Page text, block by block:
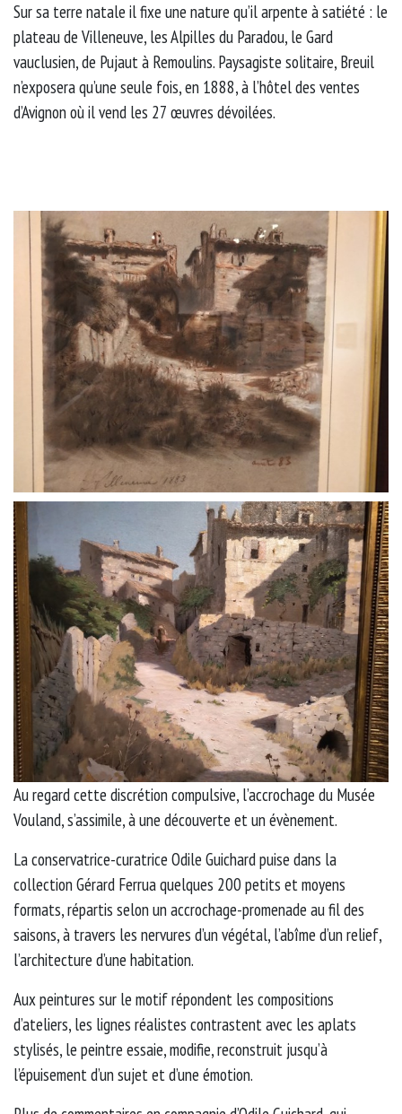
Sur sa terre natale il fixe une nature qu’il arpente à satiété : le
plateau de Villeneuve, les Alpilles du Paradou, le Gard
vauclusien, de Pujaut à Remoulins. Paysagiste solitaire, Breuil
n’exposera qu’une seule fois, en 1888, à l’hôtel des ventes
d’Avignon où il vend les 27 œuvres dévoilées.
Au regard cette discrétion compulsive, l’accrochage du Musée
Vouland, s’assimile, à une découverte et un évènement.
La conservatrice-curatrice Odile Guichard puise dans la
collection Gérard Ferrua quelques 200 petits et moyens
formats, répartis selon un accrochage-promenade au fil des
saisons, à travers les nervures d’un végétal, l’abîme d’un relief,
l’architecture d’une habitation.
Aux peintures sur le motif répondent les compositions
d’ateliers, les lignes réalistes contrastent avec les aplats
stylisés, le peintre essaie, modifie, reconstruit jusqu’à
l’épuisement d’un sujet et d’une émotion.